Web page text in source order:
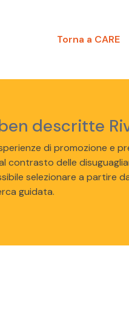
Torna a CARE
descritte
di promozione e
contrasto delle
selezionare a partire
guidata.